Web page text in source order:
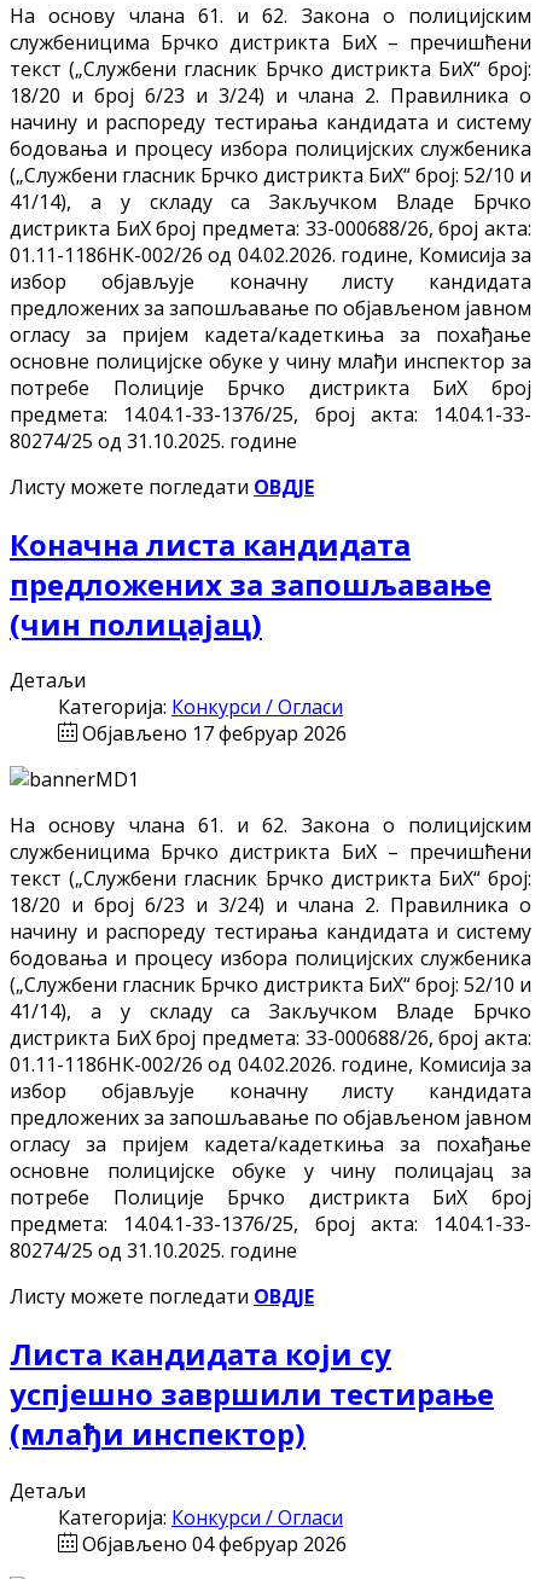
На основу члана 61. и 62. Закона о полицијским
службеницима Брчко дистрикта БиХ – пречишћени
текст („Службени гласник Брчко дистрикта БиХ“ број:
18/20 и број 6/23 и 3/24) и члана 2. Правилника о
начину и распореду тестирања кандидата и систему
бодовања и процесу избора полицијских службеника
(„Службени гласник Брчко дистрикта БиХ“ број: 52/10 и
41/14), а у складу са Закључком Владе Брчко
дистрикта БиХ број предмета: 33-000688/26, број акта:
01.11-1186НК-002/26 од 04.02.2026. године, Комисија за
избор објављује коначну листу кандидата
предложених за запошљавање по објављеном јавном
огласу за пријем кадета/кадеткиња за похађање
основне полицијске обуке у чину млађи инспектор за
потребе Полиције Брчко дистрикта БиХ број
предмета: 14.04.1-33-1376/25, број акта: 14.04.1-33-
80274/25 од 31.10.2025. године
Листу можете погледати ОВДЈЕ
Коначна листа кандидата
предложених за запошљавање
(чин полицајац)
Детаљи
Категорија: Конкурси / Огласи
Објављено 17 фебруар 2026
На основу члана 61. и 62. Закона о полицијским
службеницима Брчко дистрикта БиХ – пречишћени
текст („Службени гласник Брчко дистрикта БиХ“ број:
18/20 и број 6/23 и 3/24) и члана 2. Правилника о
начину и распореду тестирања кандидата и систему
бодовања и процесу избора полицијских службеника
(„Службени гласник Брчко дистрикта БиХ“ број: 52/10 и
41/14), а у складу са Закључком Владе Брчко
дистрикта БиХ број предмета: 33-000688/26, број акта:
01.11-1186НК-002/26 од 04.02.2026. године, Комисија за
избор објављује коначну листу кандидата
предложених за запошљавање по објављеном јавном
огласу за пријем кадета/кадеткиња за похађање
основне полицијске обуке у чину полицајац за
потребе Полиције Брчко дистрикта БиХ број
предмета: 14.04.1-33-1376/25, број акта: 14.04.1-33-
80274/25 од 31.10.2025. године
Листу можете погледати ОВДЈЕ
Листа кандидата који су
успјешно завршили тестирање
(млађи инспектор)
Детаљи
Категорија: Конкурси / Огласи
Објављено 04 фебруар 2026